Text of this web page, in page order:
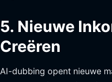
5. Nieuwe
Creëren
AI-dubbing opent nieuwe